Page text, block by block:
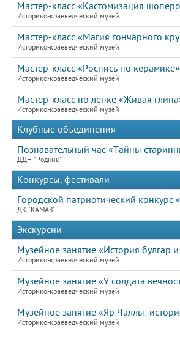
Мастер-класс «Кастомизация
Историко-краеведческий музей
Мастер-класс «Магия гончарного
Историко-краеведческий музей
Мастер-класс «Роспись по керамике»
Историко-краеведческий музей
Мастер-класс по лепке «Живая
Историко-краеведческий музей
Клубные объединения
Познавательный час «Тайны
ДДН "Родник"
Конкурсы, фестивали
Городской патриотический
ДК "КАМАЗ"
Экскурсии
Музейное занятие «История булгар и
Историко-краеведческий музей
Музейное занятие «У солдата
Историко-краеведческий музей
Музейное занятие «Яр Чаллы:
Историко-краеведческий музей